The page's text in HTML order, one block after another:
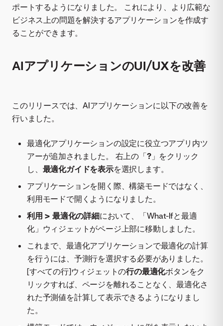
ポートするようになりました。 これにより、より広範な
ビジネス上の問題を解決するアプリケーションを作成す
ることができます。
AIアプリケーションのUI/UXを改善
このリリースでは、AIアプリケーションに以下の改善を
行いました。
最適化アプリケーションの設定に役立つアプリ内ツ
アーが追加されました。 右上の「?」をクリック
し、 最適化ガイドを表示を選択します。
アプリケーションを開く際、構築モードではなく、
利用モードで開くようになりました。
利用 > 最適化の詳細において、「What-Ifと最適
化」ウィジェットがページ上部に移動しました。
これまで、最適化アプリケーションで最適化の計算
を行うには、予測行を選択する必要がありました。
[すべての行]ウィジェットの行の最適化ボタンをク
リックすれば、ページを離れることなく、最適化さ
れた予測値を計算して表示できるようになりまし
た。